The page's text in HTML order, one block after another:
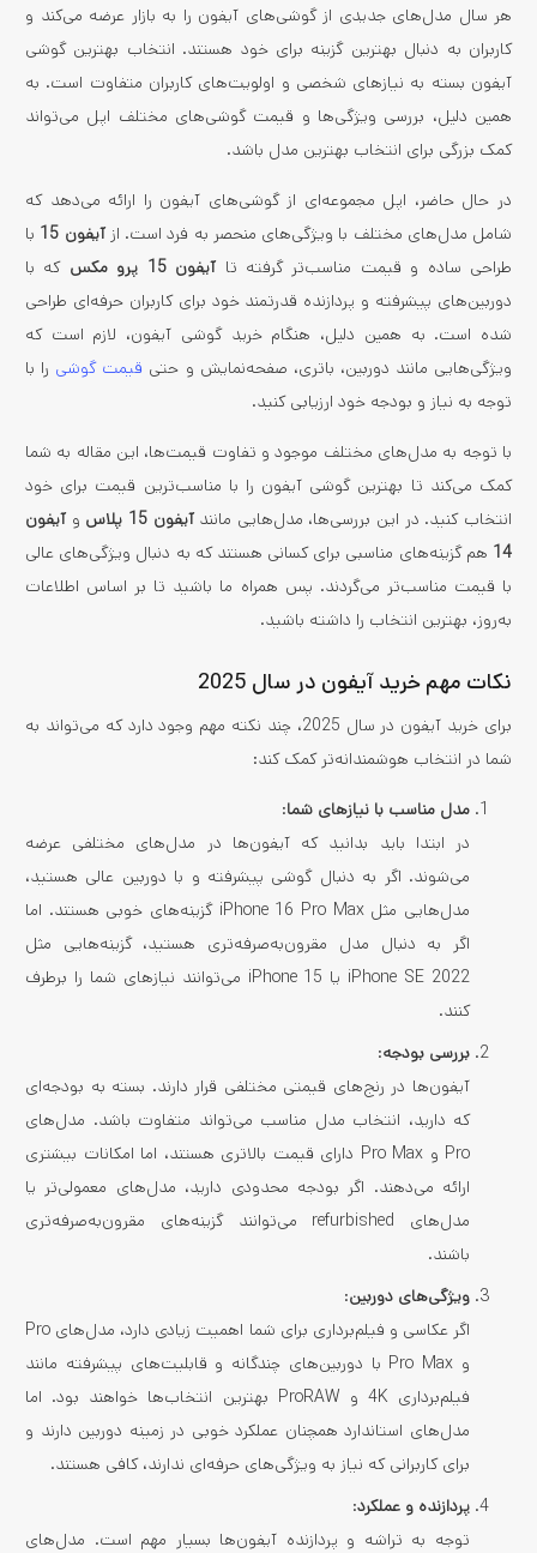
هر سال مدل‌های جدیدی از گوشی‌های آیفون را به بازار عرضه می‌کند و
کاربران به دنبال بهترین گزینه برای خود هستند. انتخاب بهترین گوشی
آیفون بسته به نیازهای شخصی و اولویت‌های کاربران متفاوت است. به
همین دلیل، بررسی ویژگی‌ها و قیمت گوشی‌های مختلف اپل می‌تواند
کمک بزرگی برای انتخاب بهترین مدل باشد.
در حال حاضر، اپل مجموعه‌ای از گوشی‌های آیفون را ارائه می‌دهد که
شامل مدل‌های مختلف با ویژگی‌های منحصر به فرد است. ازآیفون 15
با
طراحی ساده و قیمت مناسب‌تر گرفته تاآیفون 15 پرو مکس
که با
دوربین‌های پیشرفته و پردازنده قدرتمند خود برای کاربران حرفه‌ای طراحی
شده است. به همین دلیل، هنگام خرید گوشی آیفون، لازم است که
ویژگی‌هایی مانند دوربین، باتری، صفحه‌نمایش و حتی قیمت گوشی را با
توجه به نیاز و بودجه خود ارزیابی کنید.
با توجه به مدل‌های مختلف موجود و تفاوت قیمت‌ها، این مقاله به شما
کمک می‌کند تا بهترین گوشی آیفون را با مناسب‌ترین قیمت برای خود
انتخاب کنید. در این بررسی‌ها، مدل‌هایی مانندآیفون 15 پلاس وآیفون
14 هم گزینه‌های مناسبی برای کسانی هستند که به دنبال ویژگی‌های عالی
با قیمت مناسب‌تر می‌گردند. پس همراه ما باشید تا بر اساس اطلاعات
به‌روز، بهترین انتخاب را داشته باشید.
نکات مهم خرید آیفون در سال 2025
برای خرید آیفون در سال 2025، چند نکته مهم وجود دارد که می‌تواند به
شما در انتخاب هوشمندانه‌تر کمک کند:
مدل مناسب با نیازهای شما:
در ابتدا باید بدانید که آیفون‌ها در مدل‌های مختلفی عرضه
می‌شوند. اگر به دنبال گوشی پیشرفته و با دوربین عالی هستید،
مدل‌هایی مثل iPhone 16 Pro Max گزینه‌های خوبی هستند. اما
اگر به دنبال مدل مقرون‌به‌صرفه‌تری هستید، گزینه‌هایی مثل
iPhone SE 2022 یا iPhone 15 می‌توانند نیازهای شما را برطرف
کنند.
بررسی بودجه:
آیفون‌ها در رنج‌های قیمتی مختلفی قرار دارند. بسته به بودجه‌ای
که دارید، انتخاب مدل مناسب می‌تواند متفاوت باشد. مدل‌های
Pro و Pro Max دارای قیمت بالاتری هستند، اما امکانات بیشتری
ارائه می‌دهند. اگر بودجه محدودی دارید، مدل‌های معمولی‌تر یا
مدل‌های refurbished می‌توانند گزینه‌های مقرون‌به‌صرفه‌تری
باشند.
ویژگی‌های دوربین:
اگر عکاسی و فیلم‌برداری برای شما اهمیت زیادی دارد، مدل‌های Pro
و Pro Max با دوربین‌های چندگانه و قابلیت‌های پیشرفته مانند
فیلم‌برداری 4K و ProRAW بهترین انتخاب‌ها خواهند بود. اما
مدل‌های استاندارد همچنان عملکرد خوبی در زمینه دوربین دارند و
برای کاربرانی که نیاز به ویژگی‌های حرفه‌ای ندارند، کافی هستند.
پردازنده و عملکرد:
توجه به تراشه و پردازنده آیفون‌ها بسیار مهم است. مدل‌های